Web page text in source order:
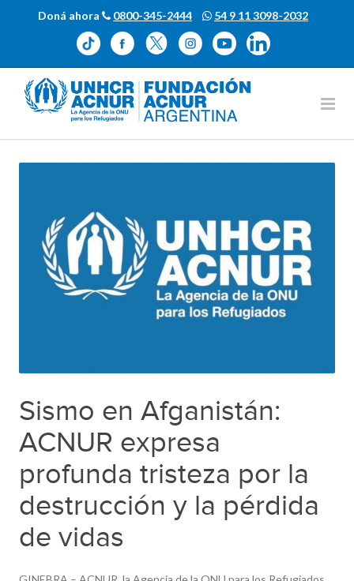
Doná ahora 0800-345-2444 54 9 11 3098-2032
Sismo en Afganistán:
ACNUR expresa
profunda tristeza por la
destrucción y la pérdida
de vidas